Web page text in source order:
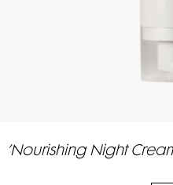
’Nourishing Night